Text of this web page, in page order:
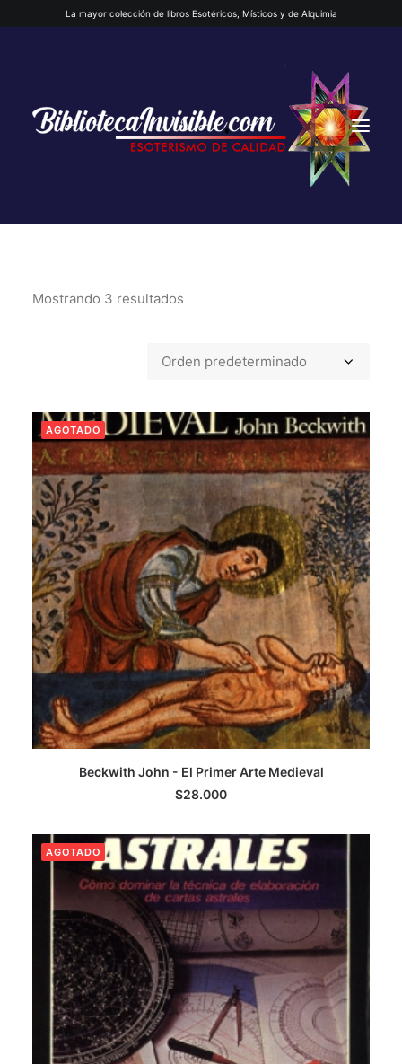
La mayor colección de libros Esotéricos, Místicos y de Alquimia
INICIO
CATEGORÍAS
AUTORES DESTACADOS
GLOSARIO
CONTACTO
LOGIN / REGISTER
CART
Mostrando 3 resultados
AGOTADO
LEER MÁS
Beckwith John - El Primer Arte Medieval
$28.000
AGOTADO